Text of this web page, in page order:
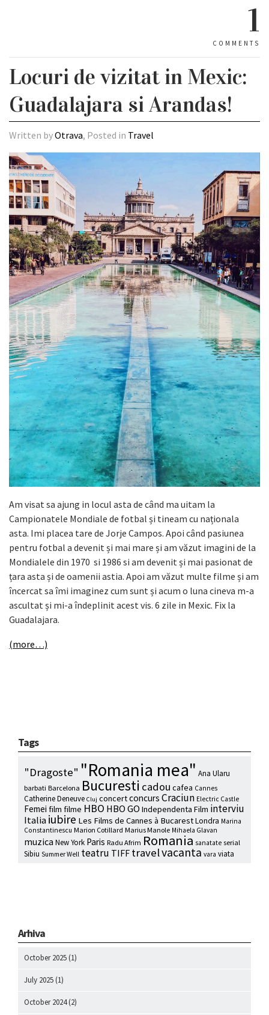
1
COMMENTS
Locuri de vizitat in Mexic:
Guadalajara si Arandas!
Written byOtrava, Posted in Travel
Am visat sa ajung in locul asta de când ma uitam la
Campionatele Mondiale de fotbal și tineam cu naționala
asta. Imi placea tare de Jorje Campos. Apoi când pasiunea
pentru fotbal a devenit și mai mare și am văzut imagini de la
Mondialele din 1970 si 1986 si am devenit și mai pasionat de
țara asta și de oamenii astia. Apoi am văzut multe filme și am
încercat sa îmi imaginez cum sunt și acum o luna cineva m-a
ascultat și mi-a îndeplinit acest vis. 6 zile in Mexic. Fix la
Guadalajara.
(more…)
Tags
"Dragoste" "Romania mea" Ana Ularu
barbati Barcelona Bucuresti cadou cafea Cannes
Catherine Deneuve Cluj concertconcurs Craciun Electric Castle
Femei film filme HBO HBO GO Independenta Film interviu
Italiaiubire Les Films de Cannes à BucarestLondra Marina
Constantinescu Marion Cotillard Marius Manole Mihaela Glavan
muzica New York Paris Radu Afrim Romania sanatate serial
Sibiu Summer Well teatru TIFF travelvacanta vara viata
Arhiva
October 2025 (1)
July 2025 (1)
October 2024(2)